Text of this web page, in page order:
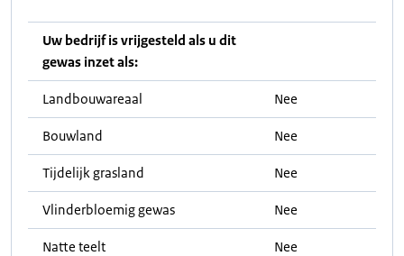
Uw bedrijf is vrijgesteld als u dit
gewas inzet als:
Landbouwareaal Nee
Bouwland Nee
Tijdelijk grasland Nee
Vlinderbloemig gewas Nee
Natte teelt Nee